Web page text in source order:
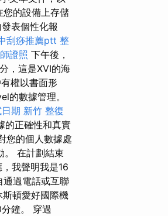
您的設備上存儲
表個性化報
刮痧推薦ptt 整
證照 下午後，
，這是XVI的海
權以書面形
的數據管理。
期 新竹 整復
的正確性和真實
您的個人數據處
。 在計劃結束
我聲明我是16
通過電話或互聯
頓愛好國際機
鐘。 穿過